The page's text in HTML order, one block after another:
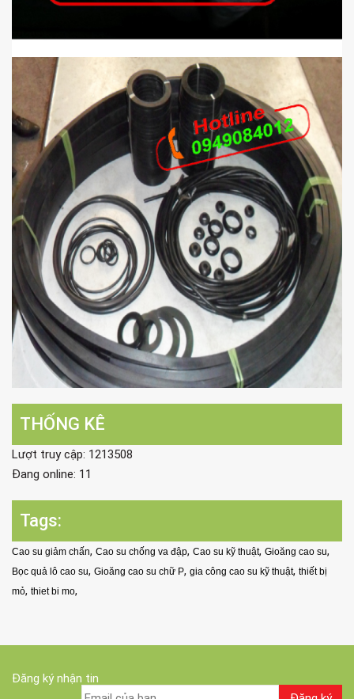
THỐNG KÊ
Lượt truy cập: 1213508
Đang online: 11
Tags:
Cao su giảm chấn, Cao su chống va đập, Cao su kỹ thuật, Gioăng cao su,
Bọc quả lô cao su, Gioăng cao su chữ P, gia công cao su kỹ thuật, thiết bị
mỏ, thiet bi mo,
Đăng ký nhận tin